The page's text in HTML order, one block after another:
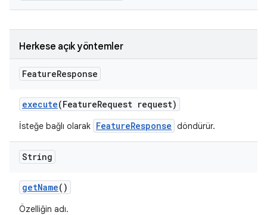
Herkese açık yöntemler
FeatureResponse
execute(FeatureRequest request)
İsteğe bağlı olarak FeatureResponse döndürür.
String
getName()
Özelliğin adı.